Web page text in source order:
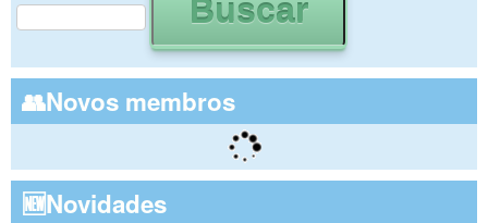
👥Novos membros
🆕Novidades